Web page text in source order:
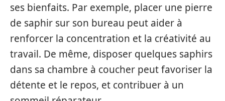
ses bienfaits. Par exemple, placer une pierre
de saphir sur son bureau peut aider à
renforcer la concentration et la créativité au
travail. De même, disposer quelques saphirs
dans sa chambre à coucher peut favoriser la
détente et le repos, et contribuer à un